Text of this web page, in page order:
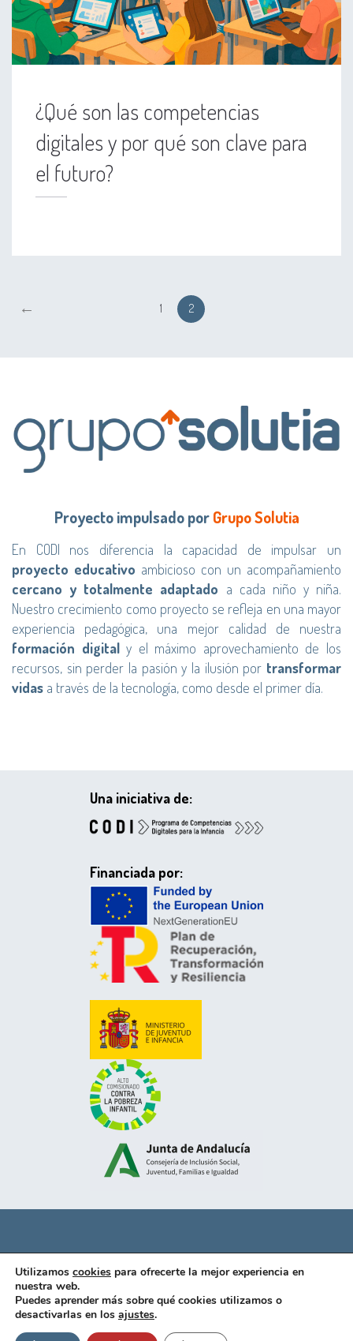
¿Qué son las competencias
digitales y por qué son clave para
el futuro?
← 1 2
Proyecto impulsado porGrupo Solutia
En CODI nos diferencia la capacidad de impulsar un
proyecto educativo ambicioso con un acompañamiento
cercano y totalmente adaptado a cada niño y niña.
Nuestro crecimiento como proyecto se refleja en una mayor
experiencia pedagógica, una mejor calidad de nuestra
formación digitaly el máximo aprovechamiento de los
recursos, sin perder la pasión y la ilusión por transformar
vidas a través de la tecnología, como desde el primer día.
Una iniciativa de:
Financiada por:
Política de privacidad
Aviso legal
Politica de cookies
Utilizamos cookies para ofrecerte la mejor experiencia en
nuestra web.
Puedes aprender más sobre qué cookies utilizamos o
desactivarlas en los ajustes.